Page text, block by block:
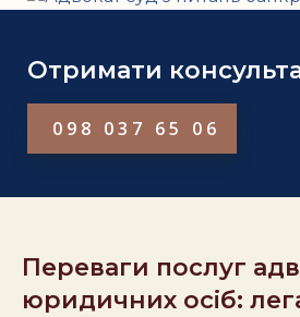
Отримати
098 037 65 06
Переваги послуг
юридичних осіб: